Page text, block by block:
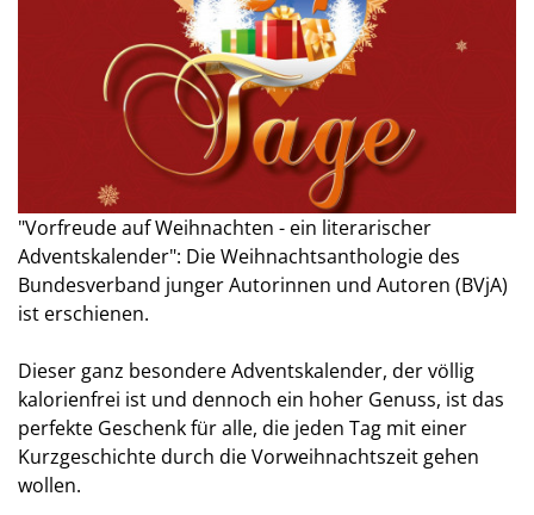
"Vorfreude auf Weihnachten - ein literarischer
Adventskalender": Die Weihnachtsanthologie des
Bundesverband junger Autorinnen und Autoren (BVjA)
ist erschienen.
Dieser ganz besondere Adventskalender, der völlig
kalorienfrei ist und dennoch ein hoher Genuss, ist das
perfekte Geschenk für alle, die jeden Tag mit einer
Kurzgeschichte durch die Vorweihnachtszeit gehen
wollen.